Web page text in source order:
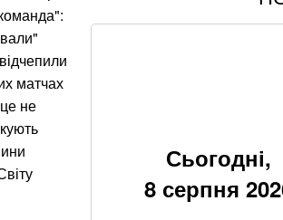
матчах
не
Хвиля
завершення
Google прибирає
вже у 2027 році
Сьогодні,
8 серпня